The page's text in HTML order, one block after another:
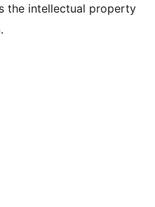
the intellectual property